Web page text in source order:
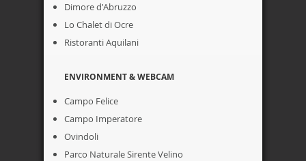
Dimore d'Abruzzo
Lo Chalet di Ocre
Ristoranti Aquilani
ENVIRONMENT & WEBCAM
Campo Felice
Campo Imperatore
Ovindoli
Parco Naturale Sirente Velino